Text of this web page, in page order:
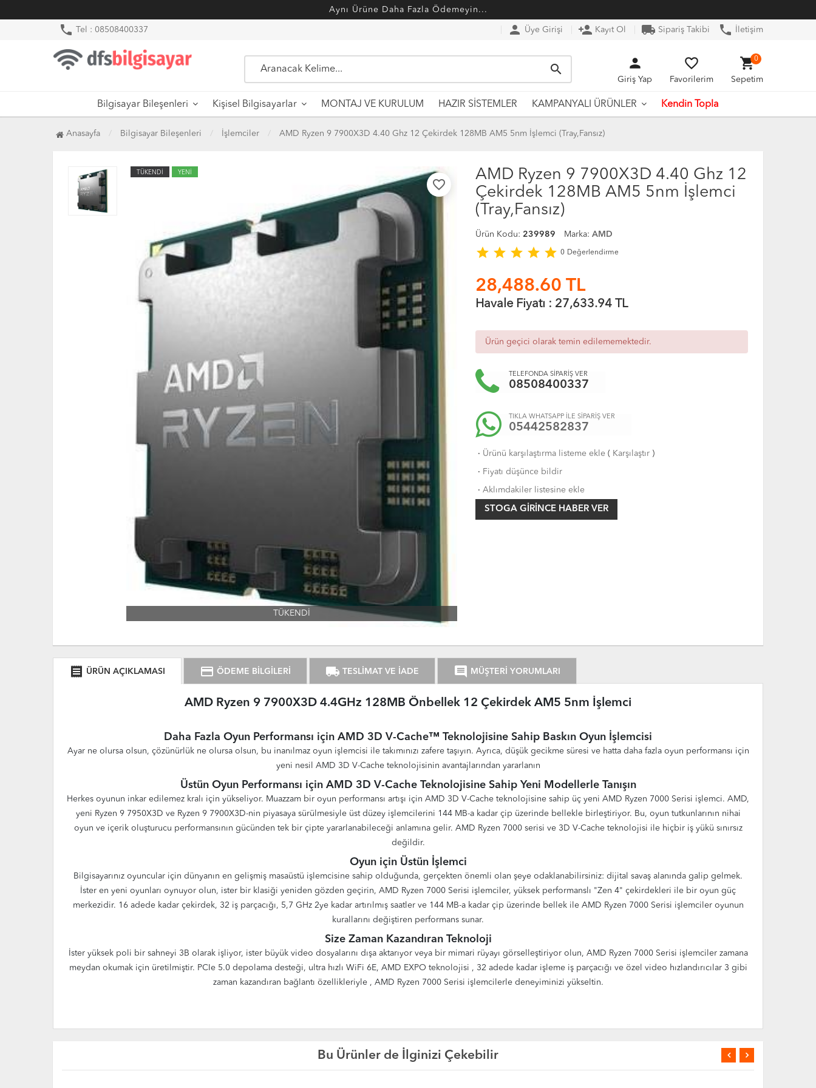
Aynı Ürüne Daha Fazla Ödemeyin...
phone Tel : 08508400337 person Üye Girişi person_add Kayıt Ol local_shipping Sipariş Takibi phone İletişim
search person
Giriş Yap
favorite_border
Favorilerim
shopping_cart
Sepetim
0
Bilgisayar Bileşenleri Kişisel Bilgisayarlar MONTAJ VE KURULUM HAZIR SİSTEMLER KAMPANYALI ÜRÜNLER Kendin Topla
Anasayfa Bilgisayar Bileşenleri İşlemciler AMD Ryzen 9 7900X3D 4.40 Ghz 12 Çekirdek 128MB AM5 5nm İşlemci (Tray,Fansız)
TÜKENDİ YENİ
favorite_border
TÜKENDİ
AMD Ryzen 9 7900X3D 4.40 Ghz 12
Çekirdek 128MB AM5 5nm İşlemci
(Tray,Fansız)
Ürün Kodu: 239989 Marka: AMD
star star star star star 0 Değerlendirme
28,488.60 TL
Havale Fiyatı : 27,633.94TL
Ürün geçici olarak temin edilememektedir.
TELEFONDA SİPARİŞ VER
08508400337
TIKLA WHATSAPP İLE SİPARİŞ VER
05442582837
· Ürünü karşılaştırma listeme ekle( Karşılaştır)
· Fiyatı düşünce bildir
· Aklımdakiler listesine ekle
STOGA GIRINCE HABER VER
receipt ÜRÜN AÇIKLAMASI credit_card ÖDEME BİLGİLERİ local_shipping TESLİMAT VE İADE comment MÜŞTERİ YORUMLARI
AMD Ryzen 9 7900X3D 4.4GHz 128MB Önbellek 12 Çekirdek AM5 5nm İşlemci
Daha Fazla Oyun Performansı için AMD 3D V-Cache™ Teknolojisine Sahip Baskın Oyun İşlemcisi
Ayar ne olursa olsun, çözünürlük ne olursa olsun, bu inanılmaz oyun işlemcisi ile takımınızı zafere taşıyın. Ayrıca, düşük gecikme süresi ve hatta daha fazla oyun performansı için
yeni nesil AMD 3D V-Cache teknolojisinin avantajlarından yararlanın
Üstün Oyun Performansı için AMD 3D V-Cache Teknolojisine Sahip Yeni Modellerle Tanışın
Herkes oyunun inkar edilemez kralı için yükseliyor. Muazzam bir oyun performansı artışı için AMD 3D V-Cache teknolojisine sahip üç yeni AMD Ryzen 7000 Serisi işlemci. AMD,
yeni Ryzen 9 7950X3D ve Ryzen 9 7900X3D-nin piyasaya sürülmesiyle üst düzey işlemcilerini 144 MB-a kadar çip üzerinde bellekle birleştiriyor. Bu, oyun tutkunlarının nihai
oyun ve içerik oluşturucu performansının gücünden tek bir çipte yararlanabileceği anlamına gelir. AMD Ryzen 7000 serisi ve 3D V-Cache teknolojisi ile hiçbir iş yükü sınırsız
değildir.
Oyun için Üstün İşlemci
Bilgisayarınız oyuncular için dünyanın en gelişmiş masaüstü işlemcisine sahip olduğunda, gerçekten önemli olan şeye odaklanabilirsiniz: dijital savaş alanında galip gelmek.
İster en yeni oyunları oynuyor olun, ister bir klasiği yeniden gözden geçirin, AMD Ryzen 7000 Serisi işlemciler, yüksek performanslı "Zen 4" çekirdekleri ile bir oyun güç
merkezidir. 16 adede kadar çekirdek, 32 iş parçacığı, 5,7 GHz 2ye kadar artırılmış saatler ve 144 MB-a kadar çip üzerinde bellek ile AMD Ryzen 7000 Serisi işlemciler oyunun
kurallarını değiştiren performans sunar.
Size Zaman Kazandıran Teknoloji
İster yüksek poli bir sahneyi 3B olarak işliyor, ister büyük video dosyalarını dışa aktarıyor veya bir mimari rüyayı görselleştiriyor olun, AMD Ryzen 7000 Serisi işlemciler zamana
meydan okumak için üretilmiştir. PCIe 5.0 depolama desteği, ultra hızlı WiFi 6E, AMD EXPO teknolojisi , 32 adede kadar işleme iş parçacığı ve özel video hızlandırıcılar 3 gibi
zaman kazandıran bağlantı özellikleriyle , AMD Ryzen 7000 Serisi işlemcilerle deneyiminizi yükseltin.
Bu Ürünler de İlginizi Çekebilir